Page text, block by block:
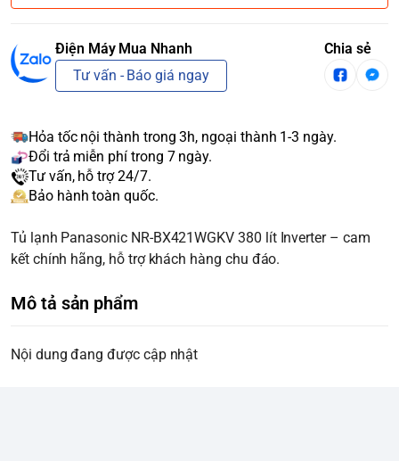
Điện Máy Mua Nhanh
Tư vấn - Báo giá ngay
Chia sẻ
Hỏa tốc nội thành trong 3h, ngoại thành 1-3 ngày.
Đổi trả miễn phí trong 7 ngày.
Tư vấn, hỗ trợ 24/7.
Bảo hành toàn quốc.
Tủ lạnh Panasonic NR-BX421WGKV 380 lít Inverter – cam
kết chính hãng, hỗ trợ khách hàng chu đáo.
Mô tả sản phẩm
Nội dung đang được cập nhật